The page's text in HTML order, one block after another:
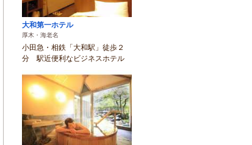
大和第一ホテル
厚木・海老名
小田急・相鉄「大和駅」徒歩２
分 駅近便利なビジネスホテル